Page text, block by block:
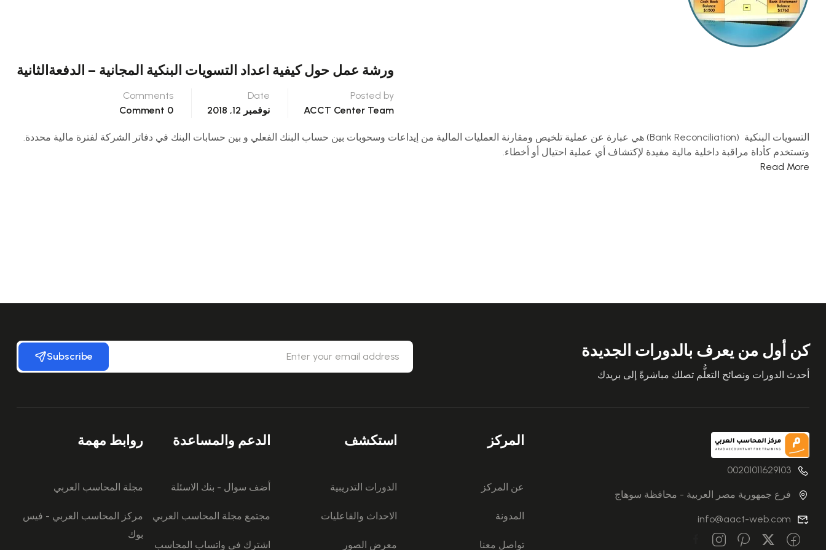
ورشة عمل حول كيفية اعداد التسويات البنكية المجانية – الدفعةالثانية
Posted by
ACCT Center Team
Date
نوفمبر 12, 2018
Comments
0 Comment
التسويات البنكية (Bank Reconciliation) هي عبارة عن عملية تلخيص ومقارنة العمليات المالية من إيداعات وسحوبات بين حساب البنك الفعلي و بين حسابات البنك في دفاتر الشركة لفترة مالية محددة.
وتستخدم كأداة مراقبة داخلية مالية مفيدة لإكتشاف أي عملية احتيال أو أخطاء.
Read More
كن أول من يعرف بالدورات الجديدة
أحدث الدورات ونصائح التعلُّم تصلك مباشرةً إلى بريدك
Subscribe
00201011629103
فرع جمهورية مصر العربية - محافظة سوهاج
info@aact-web.com
المركز
عن المركز
المدونة
تواصل معنا
استكشف
الدورات التدريبية
الاحداث والفاعليات
معرض الصور
الدعم والمساعدة
أضف سوال - بنك الاسئلة
مجتمع مجلة المحاسب العربي
اشترك في واتساب المحاسب
روابط مهمة
مجلة المحاسب العربي
مركز المحاسب العربي - فيس
بوك